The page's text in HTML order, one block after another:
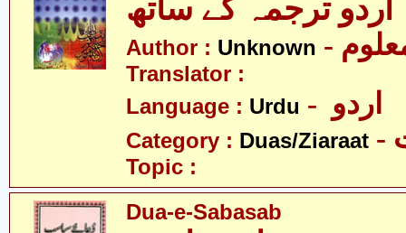
Author : Unknown
Translator :
Language : Urdu
Category : Duas/Ziaraat
Topic :
Dua-e-Sabasab